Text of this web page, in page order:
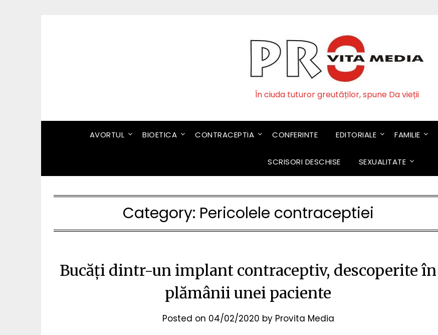
În ciuda tuturor greutăților, spune Da vieții
AVORTUL BIOETICA CONTRACEPTIA CONFERINTE EDITORIALE FAMILIE
SCRISORI DESCHISE SEXUALITATE
Category: Pericolele contraceptiei
Bucăți dintr-un implant contraceptiv, descoperite în
plămânii unei paciente
Posted on 04/02/2020 by Provita Media